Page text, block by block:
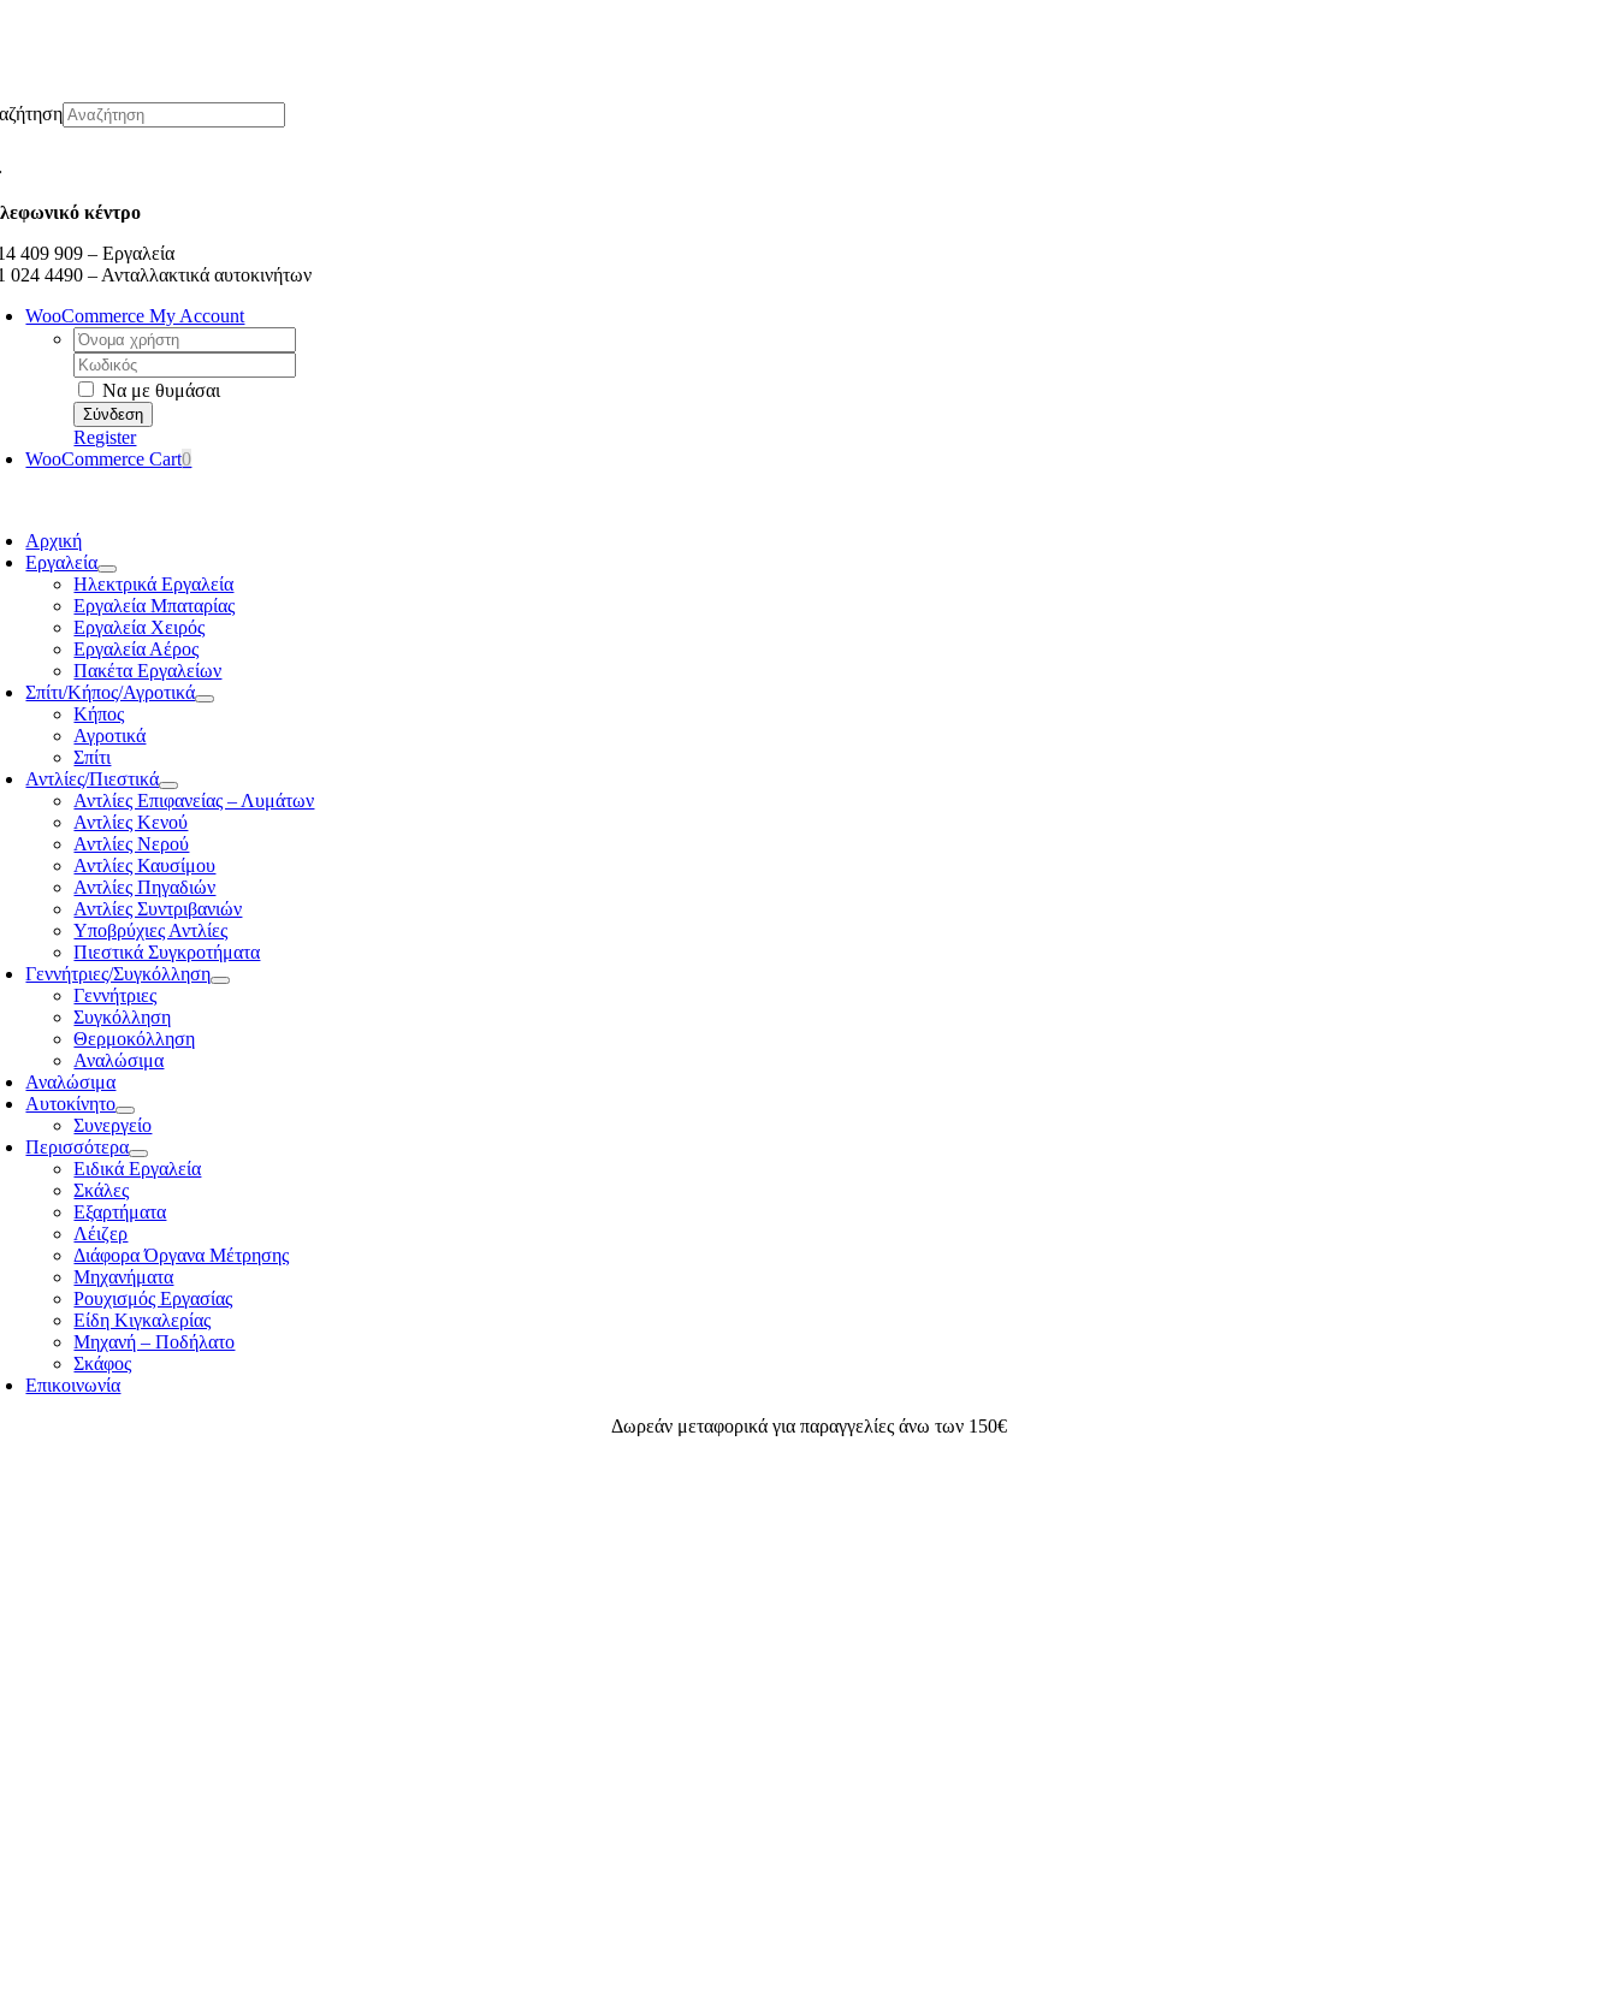
κέντρο
409 909 – Εργαλεία
024 4490 – Ανταλλακτικά αυτοκινήτων
WooCommerce My Account
Username:
Κωδικός:
Να με θυμάσαι
Register
WooCommerce Cart0
Αρχική
Εργαλεία
Ηλεκτρικά Εργαλεία
Εργαλεία Μπαταρίας
Εργαλεία Χειρός
Εργαλεία Αέρος
Πακέτα Εργαλείων
Σπίτι/Κήπος/Αγροτικά
Κήπος
Αγροτικά
Σπίτι
Αντλίες/Πιεστικά
Αντλίες Επιφανείας – Λυμάτων
Αντλίες Κενού
Αντλίες Νερού
Αντλίες Καυσίμου
Αντλίες Πηγαδιών
Αντλίες Συντριβανιών
Υποβρύχιες Αντλίες
Πιεστικά Συγκροτήματα
Γεννήτριες/Συγκόλληση
Γεννήτριες
Συγκόλληση
Θερμοκόλληση
Αναλώσιμα
Αναλώσιμα
Αυτοκίνητο
Συνεργείο
Περισσότερα
Ειδικά Εργαλεία
Σκάλες
Εξαρτήματα
Λέιζερ
Διάφορα Όργανα Μέτρησης
Μηχανήματα
Ρουχισμός Εργασίας
Είδη Κιγκαλερίας
Μηχανή – Ποδήλατο
Σκάφος
Επικοινωνία
Δωρεάν μεταφορικά για παραγγελίες άνω των 150€